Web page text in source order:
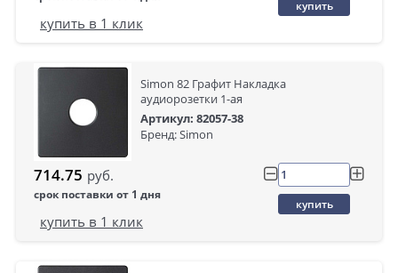
купить
купить в 1 клик
Simon 82 Графит Накладка
аудиорозетки 1-ая
Артикул: 82057-38
Бренд: Simon
714.75 руб.
срок поставки от 1 дня
купить
купить в 1 клик